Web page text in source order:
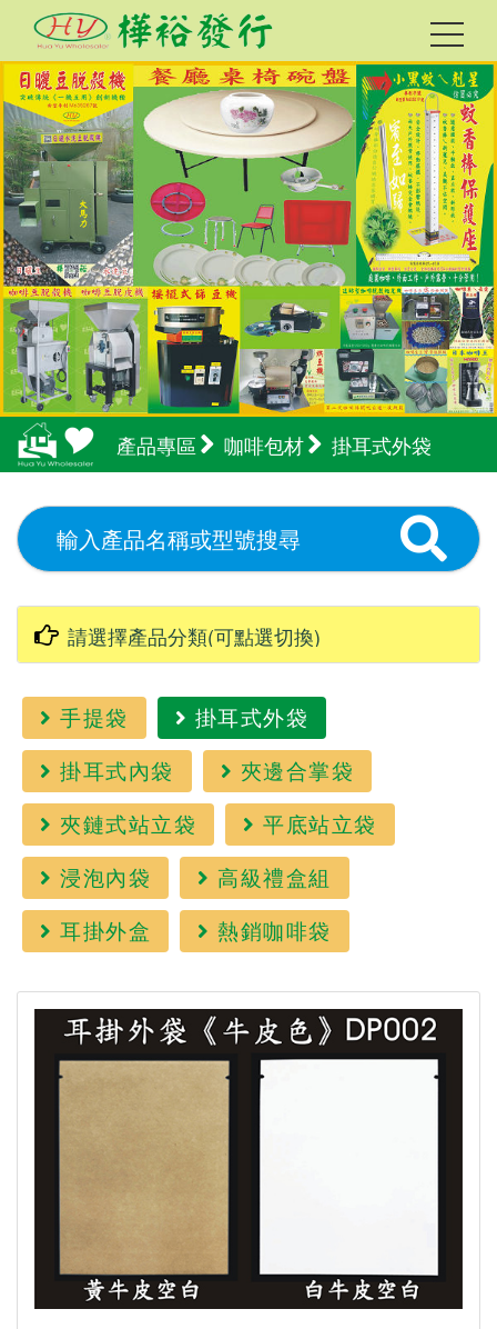
產品專區 咖啡包材 掛耳式外袋
手提袋
掛耳式外袋
掛耳式內袋
夾邊合掌袋
夾鏈式站立袋
平底站立袋
浸泡內袋
高級禮盒組
耳掛外盒
熱銷咖啡袋